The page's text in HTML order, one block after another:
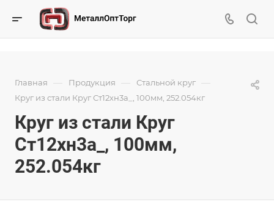
Главная — Продукция — Стальной круг —
Круг из стали Круг Ст12хн3а_, 100мм, 252.054кг
Круг из стали Круг
Ст12хн3а_, 100мм,
252.054кг